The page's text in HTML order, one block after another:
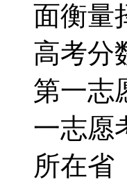
面衡量
高考分
第一志
一志愿
所在省